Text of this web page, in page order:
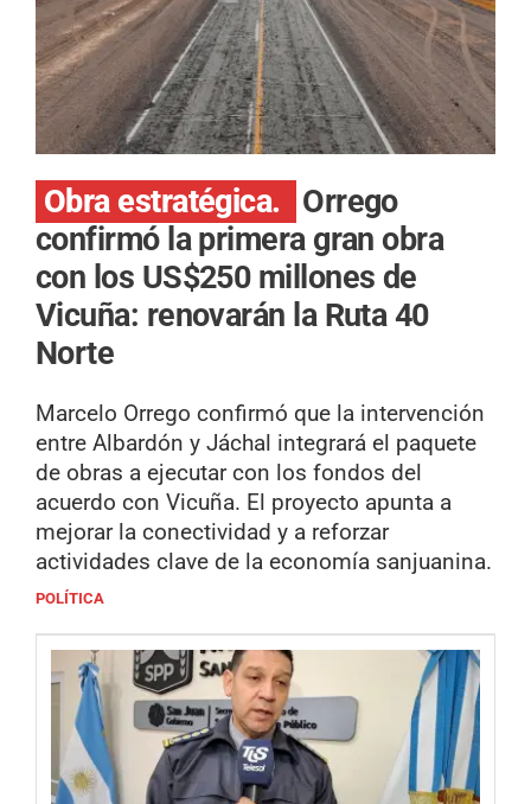
Obra estratégica.
Orrego
confirmó la primera gran obra
con los US$250 millones de
Vicuña: renovarán la Ruta 40
Norte
Marcelo Orrego confirmó que la intervención
entre Albardón y Jáchal integrará el paquete
de obras a ejecutar con los fondos del
acuerdo con Vicuña. El proyecto apunta a
mejorar la conectividad y a reforzar
actividades clave de la economía sanjuanina.
POLÍTICA